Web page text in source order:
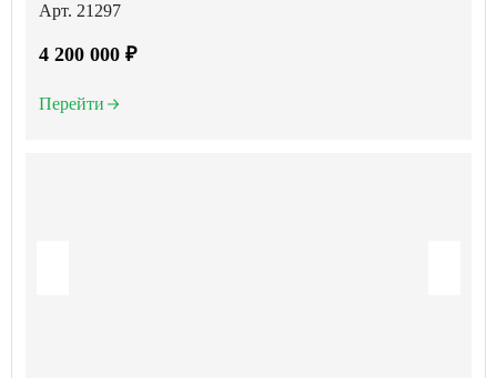
Арт. 21297
4 200 000 ₽
Перейти